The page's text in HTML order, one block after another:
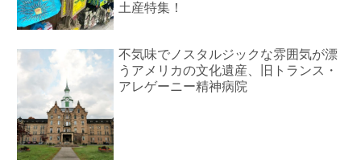
土産特集！
不気味でノスタルジックな雰囲気が漂
うアメリカの文化遺産、旧トランス・
アレゲーニー精神病院